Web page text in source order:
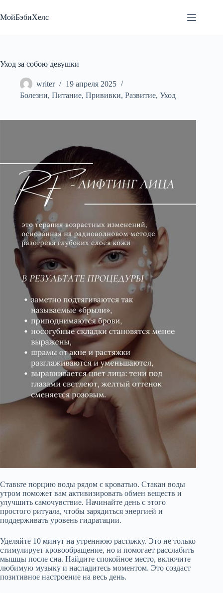
к
сути
МойБэбиХелс
Уход за собою девушки
writer
19 апреля 2025
Болезни, Питание, Прививки, Развитие, Уход
Ставьте порцию воды рядом с кроватью. Стакан воды
утром поможет вам активизировать обмен веществ и
улучшить самочувствие. Начинайте день с этого
простого ритуала, чтобы зарядиться энергией и
поддерживать уровень гидратации.
Уделяйте 10 минут на утреннюю растяжку. Это не только
стимулирует кровообращение, но и помогает расслабить
мышцы после сна. Найдите спокойное место, включите
любимую музыку и насладитесь моментом. Это создаст
позитивное настроение на весь день.